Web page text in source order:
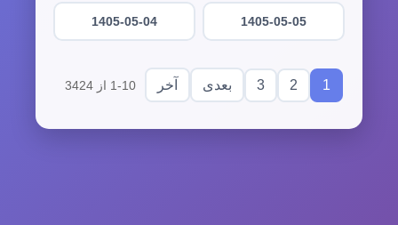
1405-05-05
1405-05-04
1
2
3 بعدی آخر 1-10 از 3424